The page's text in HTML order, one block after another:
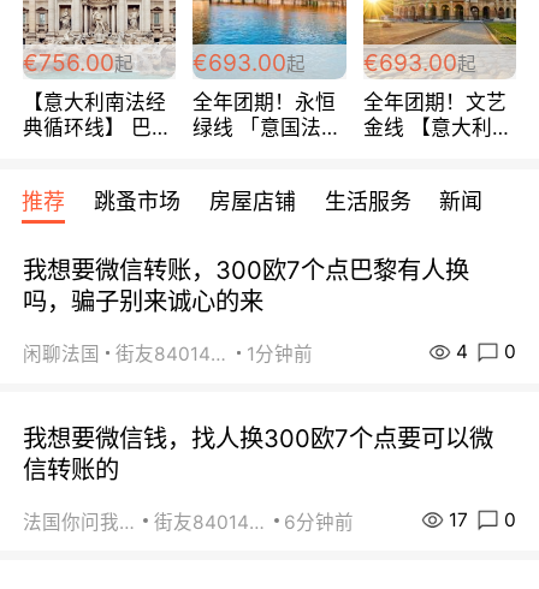
€756.00起
【意大利南法经
典循环线】 巴黎
宾馆 108欧/天起
全程756欧/位
€693.00起
全年团期！永恒
绿线 「意国法
欧/天起 ~包拼房
€693.00起
全年团期！文艺
金线 【意大利一
每周铁发！
推荐 跳蚤市场 房屋店铺 生活服务 新闻
我想要微信转账，300欧7个点巴黎有人换
吗，骗子别来诚心的来
闲聊法国 街友84014588 1分钟前 4 0
我想要微信钱，找人换300欧7个点要可以微
信转账的
法国你问我答 街友84014588 6分钟前 17 0